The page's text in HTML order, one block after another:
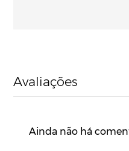
Avaliações
Ainda não há